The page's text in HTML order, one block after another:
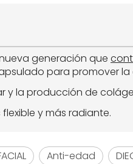
generación que
para promover
y la producción de
y más radiante.
Anti-edad